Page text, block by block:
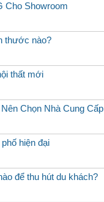
Cho Showroom
thước nào?
thất mới
Chọn Nhà Cung
hiện đại
để thu hút du khách?